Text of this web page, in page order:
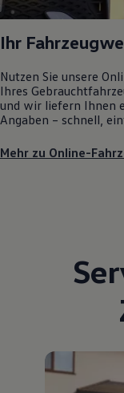
Ihr
Nutzen Sie unsere
Ihres
und wir liefern Ihnen
Angaben – schnell,
Mehr zu Online-